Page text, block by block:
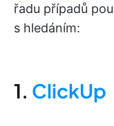
řadu případů
s hledáním:
1. ClickUp